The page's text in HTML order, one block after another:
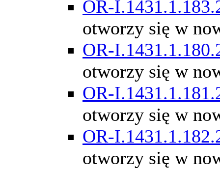
OR-
otworzy się w
OR-
otworzy się w
OR-
otworzy się w
OR-
otworzy się w